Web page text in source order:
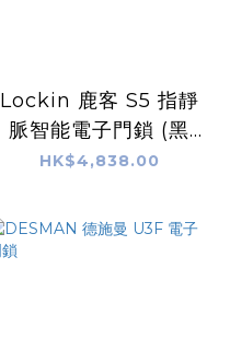
Lockin 鹿客 S5 指靜
脈智能電子門鎖 (黑
色)
HK$4,838.00